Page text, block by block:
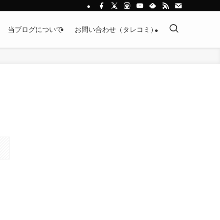
当ブログについて お問い合わせ（タレコミ）